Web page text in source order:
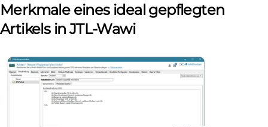
Merkmale eines ideal gepflegten
Artikels in JTL-Wawi